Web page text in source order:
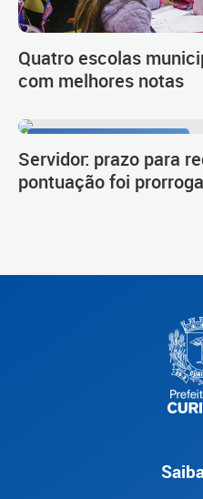
Quatro escolas
com melhores notas
Servidor: prazo para
pontuação foi